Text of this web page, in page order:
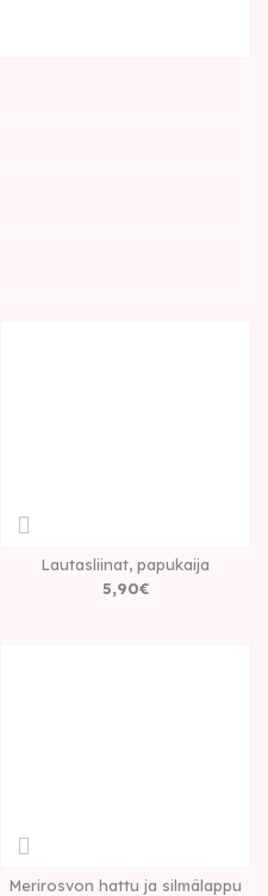
Lautasliinat, papukaija
5,90€
Merirosvon hattu ja silmälappu